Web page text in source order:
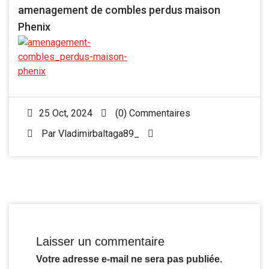
amenagement de combles perdus maison
Phenix
25 Oct, 2024
(0) Commentaires
Par Vladimirbaltaga89_
Laisser un commentaire
Votre adresse e-mail ne sera pas publiée.